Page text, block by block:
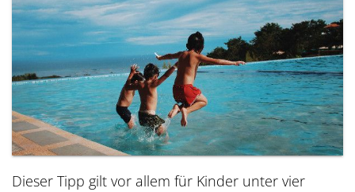
Dieser Tipp gilt vor allem für Kinder unter vier